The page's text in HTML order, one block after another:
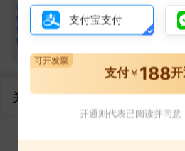
合
作
伙
伴
黄 黄征
合作1次
关联企业
2 1
支付宝支付
支付￥ 188
可开发票
开通则代表已阅读并同意